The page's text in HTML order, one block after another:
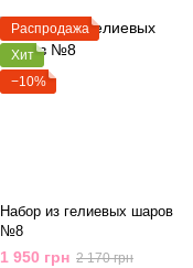
Распродажа
Хит
−10%
Набор из гелиевых шаров
№8
1 950 грн 2 170 грн